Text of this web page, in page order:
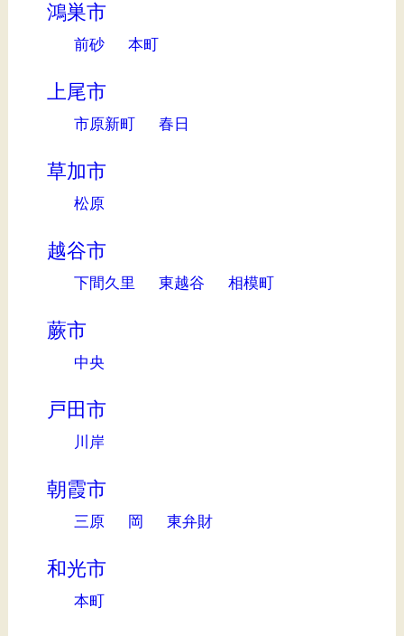
鴻巣市
前砂 本町
上尾市
市原新町 春日
草加市
松原
越谷市
下間久里 東越谷 相模町
蕨市
中央
戸田市
川岸
朝霞市
三原 岡 東弁財
和光市
本町